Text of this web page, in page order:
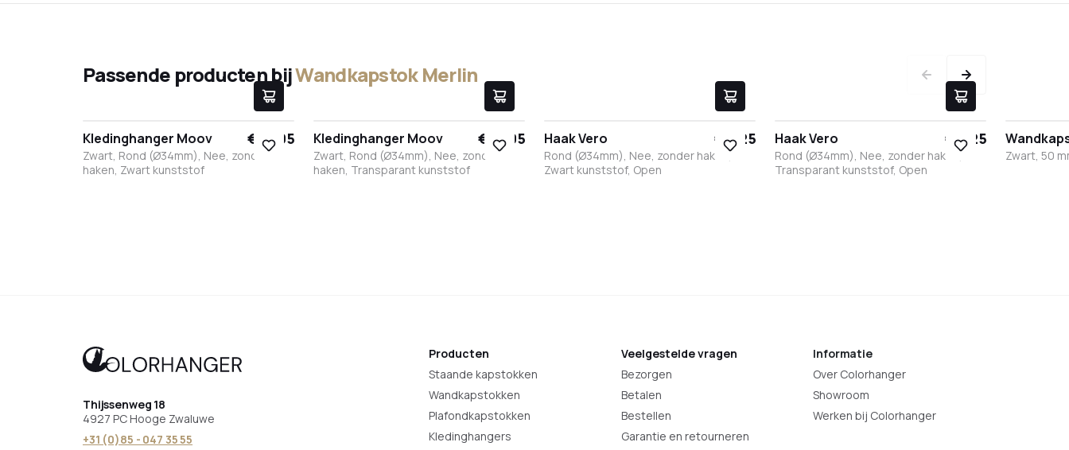
Passende producten bijWandkapstok Merlin
Kledinghanger Moov € 17,95
Zwart, Rond (Ø34mm), Nee, zonder
haken, Zwart kunststof
Kledinghanger Moov € 17,95
Zwart, Rond (Ø34mm), Nee, zonder
haken, Transparant kunststof
Haak Vero € 6,25
Rond (Ø34mm), Nee, zonder haken,
Zwart kunststof, Open
Haak Vero € 6,25
Rond (Ø34mm), Nee, zonder haken,
Transparant kunststof, Open
Zwart, 50
Thijssenweg 18
4927 PC Hooge Zwaluwe
+31 (0)85 - 047 35 55
Producten
Staande kapstokken
Wandkapstokken
Plafondkapstokken
Kledinghangers
Veelgestelde vragen
Bezorgen
Betalen
Bestellen
Garantie en retourneren
Informatie
Over Colorhanger
Showroom
Werken bij Colorhanger